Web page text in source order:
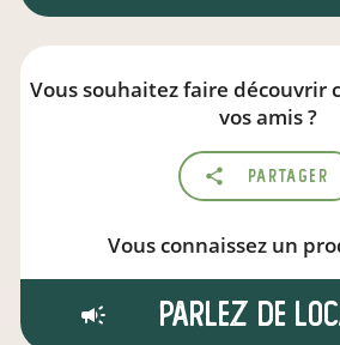
Vous souhaitez faire découvrir
vos amis ?
Partager
Vous connaissez un
Parlez de